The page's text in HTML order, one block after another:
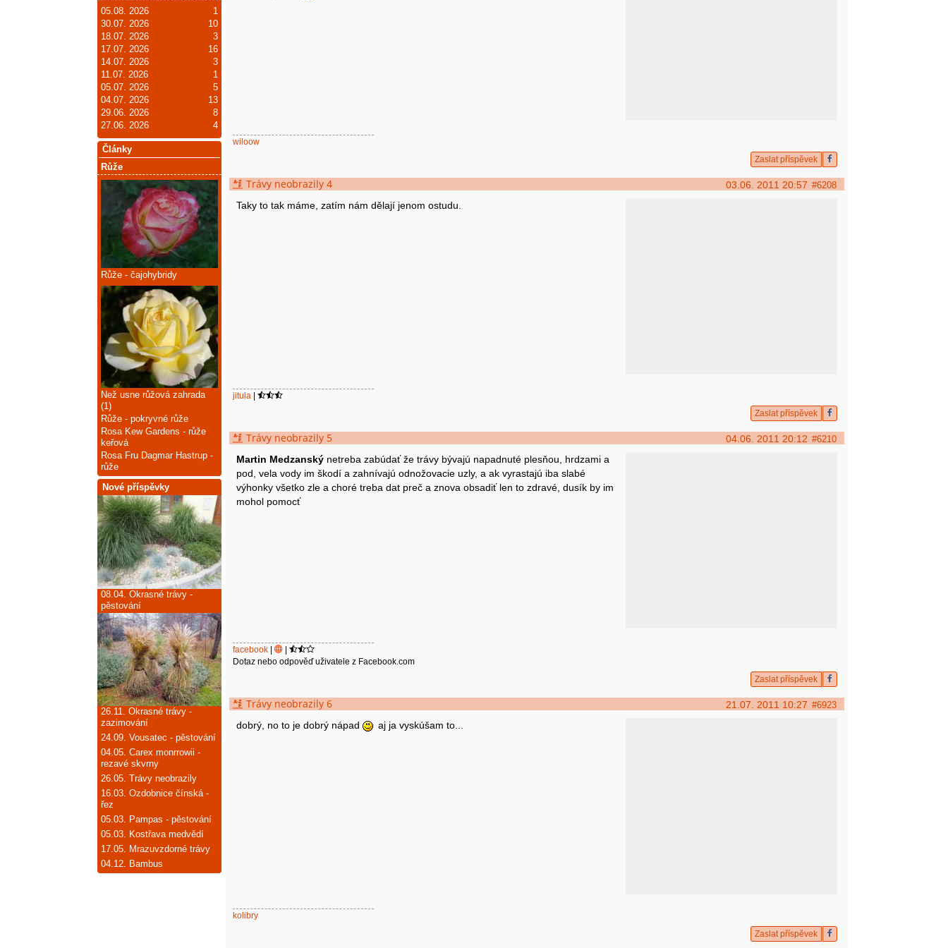
wiloow
Zaslat příspěvek
03.06. 2011 20:57 #6208
Trávy neobrazily 4
Taky to tak máme, zatím nám dělají jenom ostudu.
jitula |
Zaslat příspěvek
04.06. 2011 20:12 #6210
Trávy neobrazily 5
Martin Medzanský netreba zabúdať že trávy bývajú napadnuté plesňou, hrdzami a
pod, vela vody im škodí a zahnívajú odnožovacie uzly, a ak vyrastajú iba slabé
výhonky všetko zle a choré treba dat preč a znova obsadiť len to zdravé, dusík by im
mohol pomocť
facebook |
|
Dotaz nebo odpověď uživatele z Facebook.com
Zaslat příspěvek
21.07. 2011 10:27 #6923
Trávy neobrazily 6
dobrý, no to je dobrý nápad aj ja vyskúšam to...
kolibry
Zaslat příspěvek
1
05.08. 2026
10
30.07. 2026
3
18.07. 2026
16
17.07. 2026
3
14.07. 2026
1
11.07. 2026
5
05.07. 2026
13
04.07. 2026
8
29.06. 2026
4
27.06. 2026
Články
Růže
Růže - čajohybridy
Než usne růžová zahrada
(1)
Růže - pokryvné růže
Rosa Kew Gardens - růže
keřová
Rosa Fru Dagmar Hastrup -
růže
Nové příspěvky
08.04. Okrasné trávy -
pěstování
26.11.
Okrasné trávy -
zazimování
24.09. Vousatec - pěstování
04.05. Carex monrrowii -
rezavé skvrny
26.05. Trávy neobrazily
16.03. Ozdobnice čínská -
řez
05.03.
Pampas - pěstování
05.03.
Kostřava medvědí
17.05.
Mrazuvzdorné trávy
04.12.
Bambus